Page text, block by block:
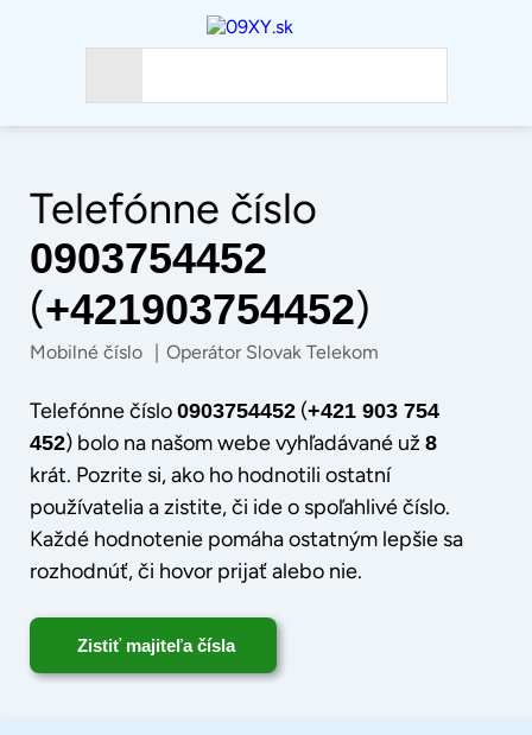
Telefónne číslo
0903754452
(+421903754452)
Mobilné číslo | Operátor Slovak Telekom
Telefónne číslo 0903754452(+421 903 754
452) bolo na našom webe vyhľadávané už 8
krát. Pozrite si, ako ho hodnotili ostatní
používatelia a zistite, či ide o spoľahlivé číslo.
Každé hodnotenie pomáha ostatným lepšie sa
rozhodnúť, či hovor prijať alebo nie.
Zistiť majiteľa čísla